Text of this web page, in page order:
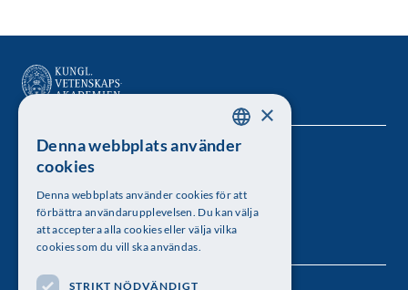
Kungl. Vetenskapsakademien
Besöksadress: Lilla Frescativägen 4A
Telefon: 08-673 95 00
SWEDISH
×
Denna webbplats använder
cookies
Denna webbplats använder cookies för att
förbättra användarupplevelsen. Du kan välja
att acceptera alla cookies eller välja vilka
cookies som du vill ska användas.
STRIKT NÖDVÄNDIGT